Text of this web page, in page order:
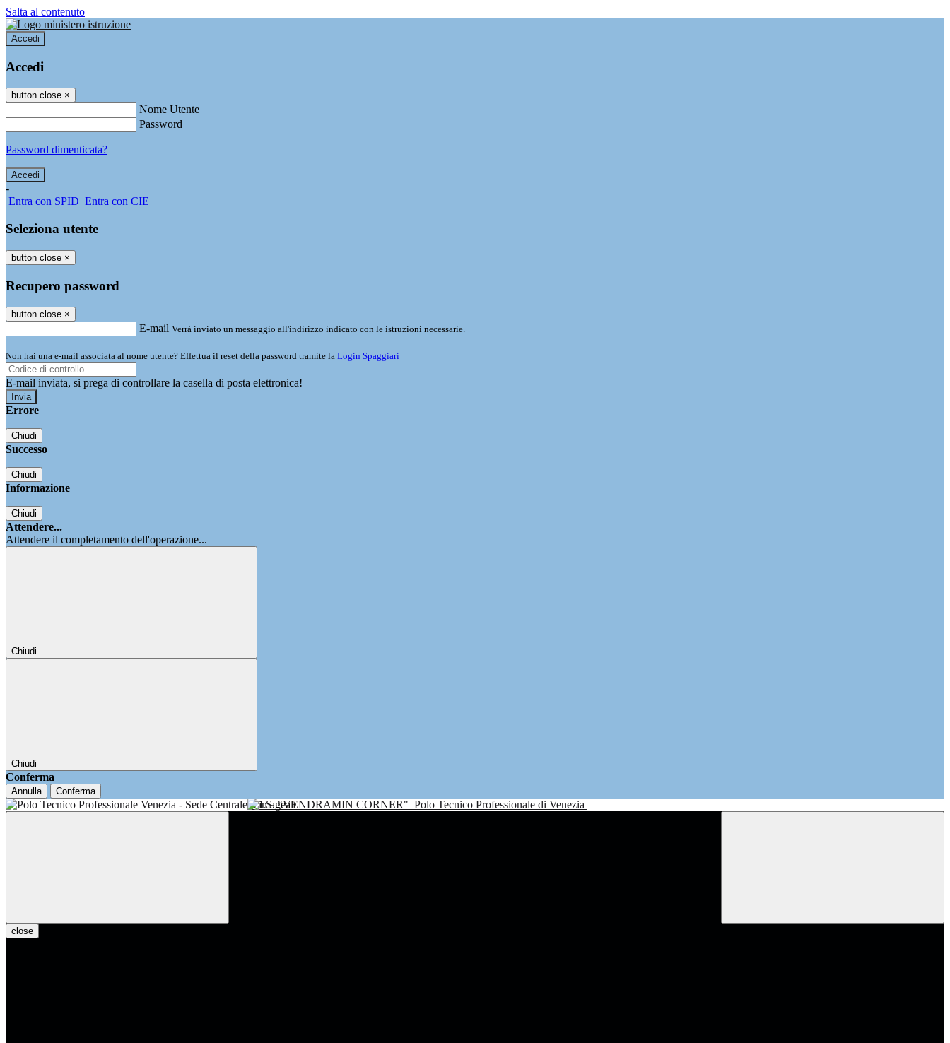
Salta al contenuto
Accedi
Accedi
button close ×
Nome Utente
Password
Password dimenticata?
-
Entra con SPID Entra con CIE
Seleziona utente
button close ×
Recupero password
button close ×
E-mail Verrà inviato un messaggio all'indirizzo indicato con le istruzioni necessarie.
Non hai una e-mail associata al nome utente? Effettua il reset della password tramite la Login Spaggiari
E-mail inviata, si prega di controllare la casella di posta elettronica!
Errore
Chiudi
Successo
Chiudi
Informazione
Chiudi
Attendere...
Attendere il completamento dell'operazione...
Chiudi
Chiudi
Conferma
Annulla Conferma
I.I.S. "VENDRAMIN CORNER" Polo Tecnico Professionale di Venezia
close